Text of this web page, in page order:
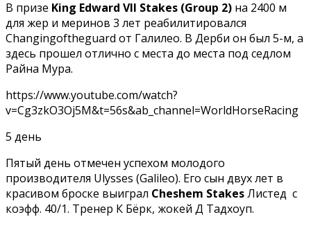
В призе King Edward VII Stakes (Group 2) на 2400 м
для жер и меринов 3 лет реабилитировался
Changingoftheguard от Галилео. В Дерби он был 5-м, а
здесь прошел отлично с места до места под седлом
Райна Мура.
https://www.youtube.com/watch?
v=Cg3zkO3Oj5M&t=56s&ab_channel=WorldHorseRacing
5 день
Пятый день отмечен успехом молодого
производителя Ulysses (Galileo). Его сын двух лет в
красивом броске выиграл Cheshem StakesЛистед с
коэфф. 40/1. Тренер К Бёрк, жокей Д Тадхоуп.